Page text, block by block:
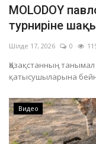
MOLODOY
турниріне
Шілде 17, 2026 0
Қазақстанның
қатысушыларына
Видео